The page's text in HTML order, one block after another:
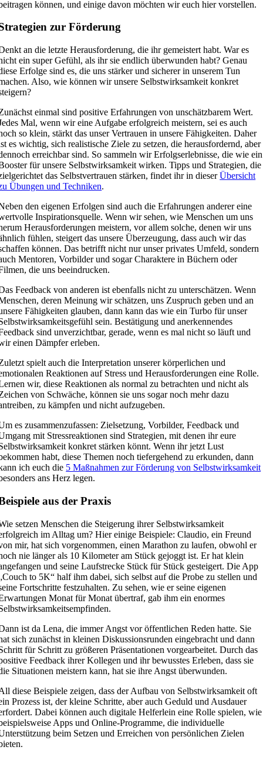
können, und einige davon möchten wir euch hier vorstellen.
zur Förderung
an die letzte Herausforderung, die ihr gemeistert habt. War es
ein super Gefühl, als ihr sie endlich überwunden habt? Genau
Erfolge sind es, die uns stärker und sicherer in unserem Tun
Also, wie können wir unsere Selbstwirksamkeit konkret
einmal sind positive Erfahrungen von unschätzbarem Wert.
Mal, wenn wir eine Aufgabe erfolgreich meistern, sei es auch
so klein, stärkt das unser Vertrauen in unsere Fähigkeiten. Daher
es wichtig, sich realistische Ziele zu setzen, die herausfordernd, aber
erreichbar sind. So sammeln wir Erfolgserlebnisse, die wie ein
für unsere Selbstwirksamkeit wirken. Tipps und Strategien, die
das Selbstvertrauen stärken, findet ihr in dieserÜbersicht
Übungen und Techniken.
den eigenen Erfolgen sind auch die Erfahrungen anderer eine
Inspirationsquelle. Wenn wir sehen, wie Menschen um uns
Herausforderungen meistern, vor allem solche, denen wir uns
fühlen, steigert das unsere Überzeugung, dass auch wir das
können. Das betrifft nicht nur unser privates Umfeld, sondern
Mentoren, Vorbilder und sogar Charaktere in Büchern oder
die uns beeindrucken.
Feedback von anderen ist ebenfalls nicht zu unterschätzen. Wenn
deren Meinung wir schätzen, uns Zuspruch geben und an
Fähigkeiten glauben, dann kann das wie ein Turbo für unser
sein. Bestätigung und anerkennendes
sind unverzichtbar, gerade, wenn es mal nicht so läuft und
einen Dämpfer erleben.
spielt auch die Interpretation unserer körperlichen und
Reaktionen auf Stress und Herausforderungen eine Rolle.
wir, diese Reaktionen als normal zu betrachten und nicht als
von Schwäche, können sie uns sogar noch mehr dazu
zu kämpfen und nicht aufzugeben.
es zusammenzufassen: Zielsetzung, Vorbilder, Feedback und
mit Stressreaktionen sind Strategien, mit denen ihr eure
konkret stärken könnt. Wenn ihr jetzt Lust
habt, diese Themen noch tiefergehend zu erkunden, dann
ich euch die 5 Maßnahmen zur Förderung von Selbstwirksamkeit
ans Herz legen.
aus der Praxis
setzen Menschen die Steigerung ihrer Selbstwirksamkeit
im Alltag um? Hier einige Beispiele: Claudio, ein Freund
mir, hat sich vorgenommen, einen Marathon zu laufen, obwohl er
nie länger als 10 Kilometer am Stück gejoggt ist. Er hat klein
und seine Laufstrecke Stück für Stück gesteigert. Die App
to 5K“ half ihm dabei, sich selbst auf die Probe zu stellen und
Fortschritte festzuhalten. Zu sehen, wie er seine eigenen
Monat für Monat übertraf, gab ihm ein enormes
ist da Lena, die immer Angst vor öffentlichen Reden hatte. Sie
sich zunächst in kleinen Diskussionsrunden eingebracht und dann
für Schritt zu größeren Präsentationen vorgearbeitet. Durch das
Feedback ihrer Kollegen und ihr bewusstes Erleben, dass sie
Situationen meistern kann, hat sie ihre Angst überwunden.
diese Beispiele zeigen, dass der Aufbau von Selbstwirksamkeit oft
Prozess ist, der kleine Schritte, aber auch Geduld und Ausdauer
Dabei können auch digitale Helferlein eine Rolle spielen, wie
Apps und Online-Programme, die individuelle
beim Setzen und Erreichen von persönlichen Zielen